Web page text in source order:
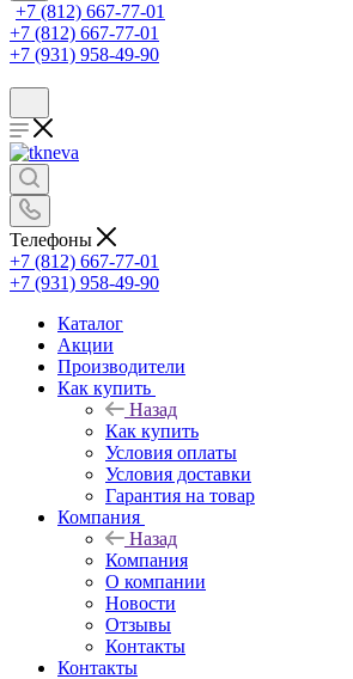
+7 (812) 667-77-01
+7 (812) 667-77-01
+7 (931) 958-49-90
Телефоны
+7 (812) 667-77-01
+7 (931) 958-49-90
Каталог
Акции
Производители
Как купить
Назад
Как купить
Условия оплаты
Условия доставки
Гарантия на товар
Компания
Назад
Компания
О компании
Новости
Отзывы
Контакты
Контакты